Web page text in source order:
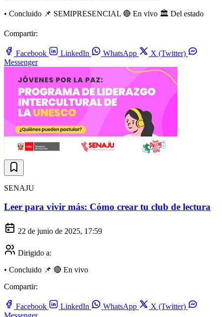
• Concluido 📌 SEMIPRESENCIAL 🔴 En vivo 🏛️ Del estado
Compartir:
Facebook LinkedIn WhatsApp
X (Twitter)
Messenger
SENAJU
Leer para vivir más: Cómo crear tu club de lectura
22 de junio de 2025, 17:59
Dirigido a:
• Concluido 📌 🔴 En vivo
Compartir:
Facebook LinkedIn WhatsApp
X (Twitter)
Messenger